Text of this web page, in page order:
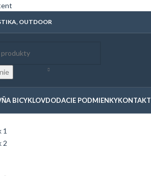
OUTDOOR
BICYKLOVDODACIE PODMIENKYKONTAKT